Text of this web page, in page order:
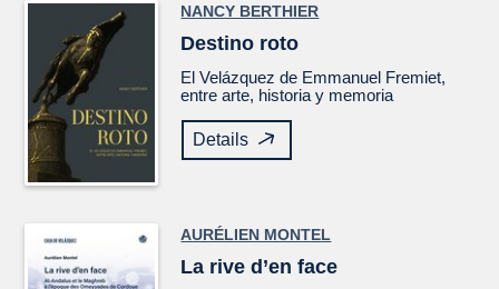
NANCY BERTHIER
Destino roto
ElVelázquez de Emmanuel Fremiet,
entre arte, historia y memoria
Details
AURÉLIEN MONTEL
La rive d’en face